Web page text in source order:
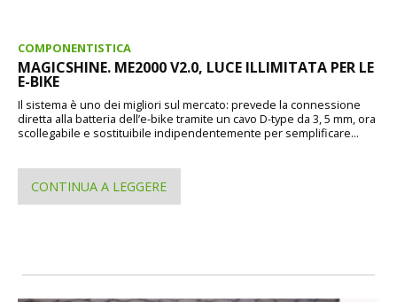
COMPONENTISTICA
MAGICSHINE. ME2000 V2.0, LUCE ILLIMITATA PER LE
E-BIKE
Il sistema è uno dei migliori sul mercato: prevede la connessione
diretta alla batteria dell’e-bike tramite un cavo D-type da 3, 5 mm, ora
scollegabile e sostituibile indipendentemente per semplificare...
CONTINUA A LEGGERE